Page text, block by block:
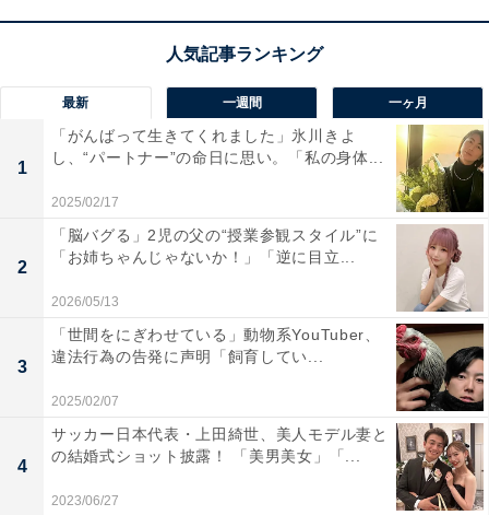
最新 一週間 一ヶ月
1
「がんばって生きてくれました」氷川きよ
し、“パートナー”の命日に思い。「私の身体...
2025/02/17
2
「脳バグる」2児の父の“授業参観スタイル”に
「お姉ちゃんじゃないか！」「逆に目立...
2026/05/13
3
「世間をにぎわせている」動物系YouTuber、
違法行為の告発に声明「飼育してい...
2025/02/07
4
サッカー日本代表・上田綺世、美人モデル妻と
の結婚式ショット披露！ 「美男美女」「...
2023/06/27